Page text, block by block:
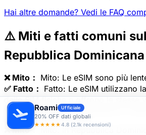
Hai altre domande? Vedi le FAQ
⚠️ Miti e fatti comuni
Repubblica Dominicana
❌ Mito： Mito: Le eSIM sono più
✅ Fatto： Fatto: Le eSIM utilizzano
delle SIM fisiche e offrono le stesse
velocità dipende dall’operatore e
dal formato della SIM.
❌ Mito：
Mito: In Repubblica
Roami Ufficiale
20% OFF dati globali
★★★★★4.8 (2.1k recensioni)